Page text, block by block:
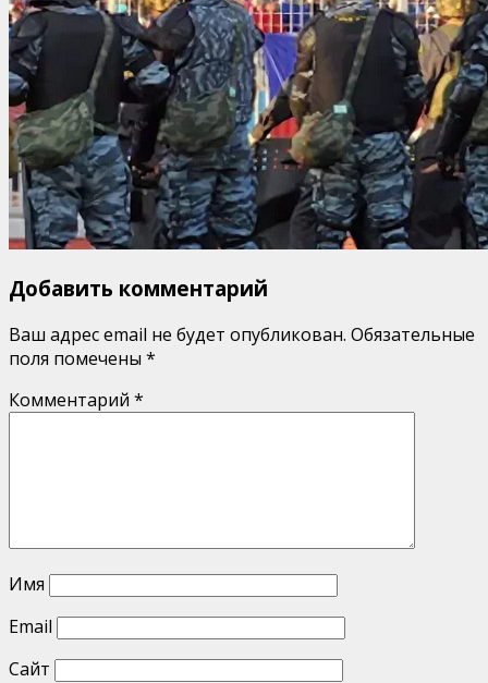
Добавить комментарий
Ваш адрес email не будет опубликован. Обязательные
поля помечены *
Комментарий *
Имя
Email
Сайт